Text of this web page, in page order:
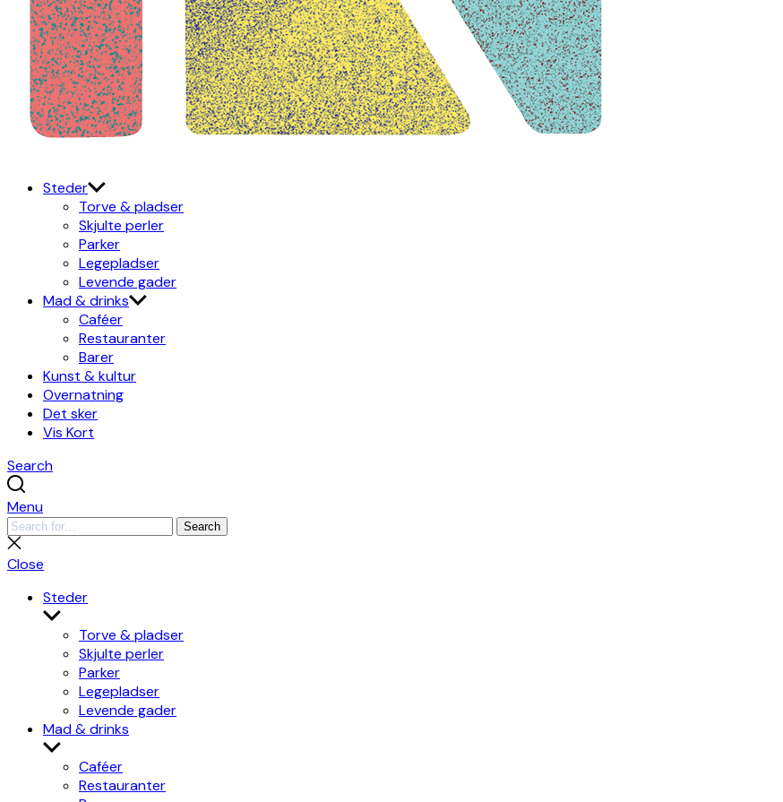
Steder
Torve & pladser
Skjulte perler
Parker
Legepladser
Levende gader
Mad & drinks
Caféer
Restauranter
Barer
Kunst & kultur
Overnatning
Det sker
Vis Kort
Search
Menu
Search
for:
Search
Close
search
Close
Steder
Show
sub
menu
Torve & pladser
Skjulte perler
Parker
Legepladser
Levende gader
Mad & drinks
Show
sub
menu
Caféer
Restauranter